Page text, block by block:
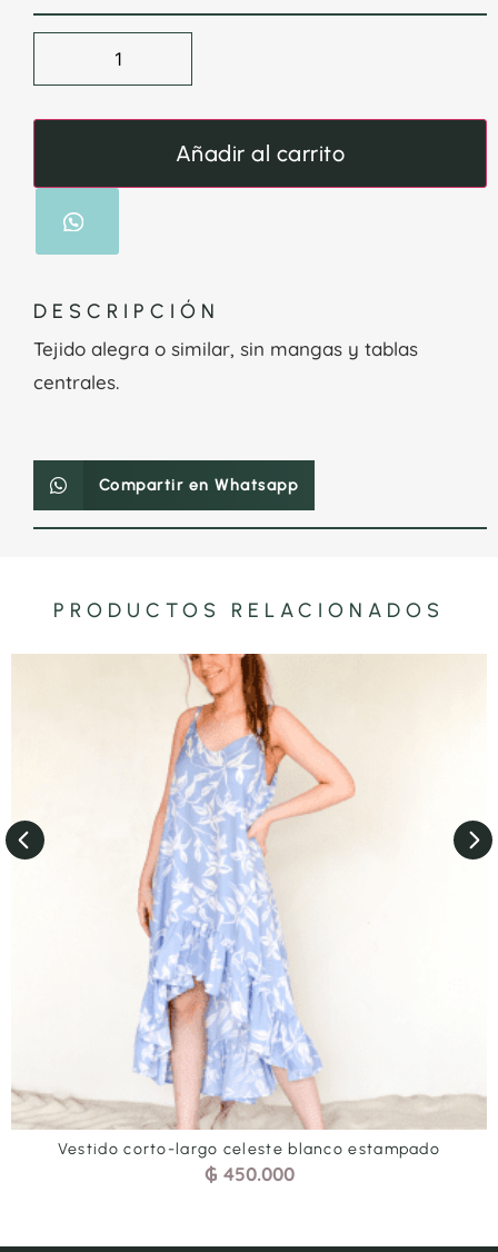
Añadir al carrito
DESCRIPCIÓN
Tejido alegra o similar, sin mangas y tablas
centrales.
Compartir en Whatsapp
PRODUCTOS RELACIONADOS
Vestido corto-largo verde agua estampado
₲450.000